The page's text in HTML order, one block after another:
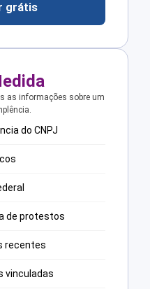
grátis
as informações sobre um
do CNPJ
de protestos
recentes
vinculadas